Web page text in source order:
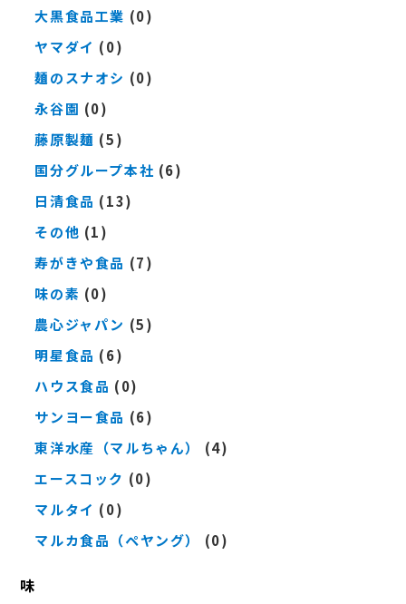
大黒食品工業 (0)
ヤマダイ (0)
麺のスナオシ (0)
永谷園 (0)
藤原製麺 (5)
国分グループ本社 (6)
日清食品 (13)
その他 (1)
寿がきや食品 (7)
味の素 (0)
農心ジャパン (5)
明星食品 (6)
ハウス食品 (0)
サンヨー食品 (6)
東洋水産（マルちゃん）
(4)
エースコック (0)
マルタイ (0)
マルカ食品（ペヤング）
(0)
味